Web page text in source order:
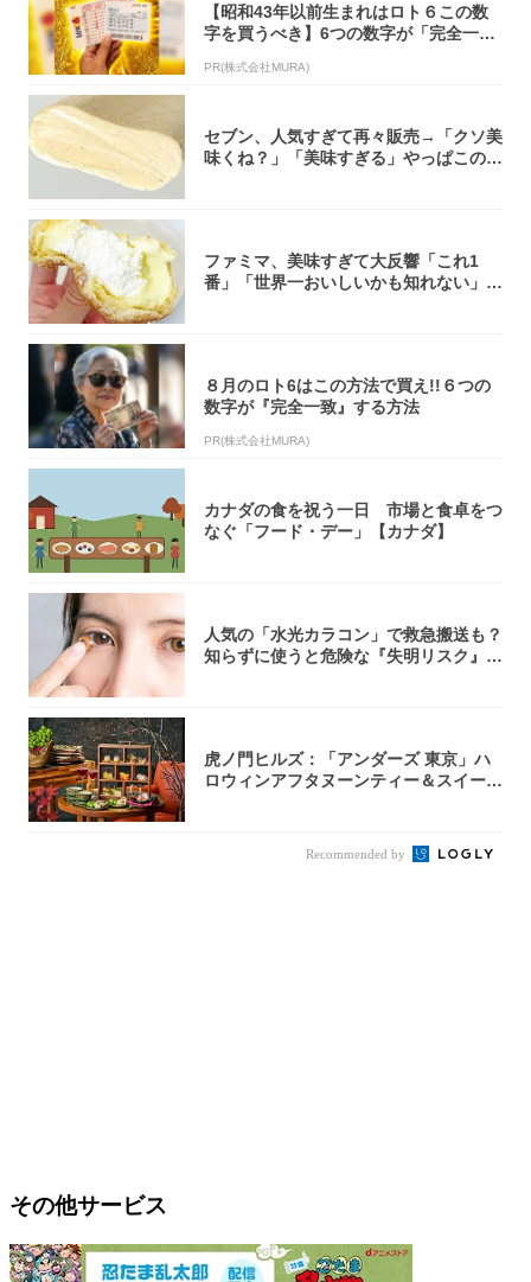
【昭和43年以前生まれはロト６この数
字を買うべき】6つの数字が「完全一
PR(株式会社MURA)
セブン、人気すぎて再々販売→「クソ美
味くね？」「美味すぎる」やっぱこのク
ファミマ、美味すぎて大反響「これ1
番」「世界一おいしいかも知れない」
８月のロト6はこの方法で買え!!６つの
数字が『完全一致』する方法
PR(株式会社MURA)
カナダの食を祝う一日 市場と食卓をつ
なぐ「フード・デー」【カナダ】
人気の「水光カラコン」で救急搬送も？
知らずに使うと危険な『失明リスク』と
虎ノ門ヒルズ：「アンダーズ 東京」ハ
ロウィンアフタヌーンティー＆スイーツ
Recommended by
その他サービス